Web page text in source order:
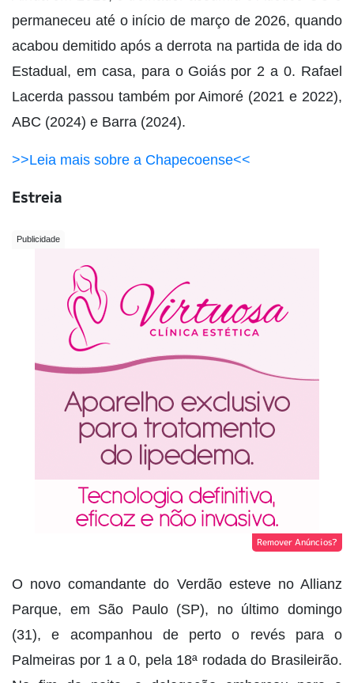
permaneceu até o início de março de 2026, quando
acabou demitido após a derrota na partida de ida do
Estadual, em casa, para o Goiás por 2 a 0. Rafael
Lacerda passou também por Aimoré (2021 e 2022),
ABC (2024) e Barra (2024).
>>Leia mais sobre a Chapecoense<<
Estreia
Remover Anúncios?
O novo comandante do Verdão esteve no Allianz
Parque, em São Paulo (SP), no último domingo
(31), e acompanhou de perto o revés para o
Palmeiras por 1 a 0, pela 18ª rodada do Brasileirão.